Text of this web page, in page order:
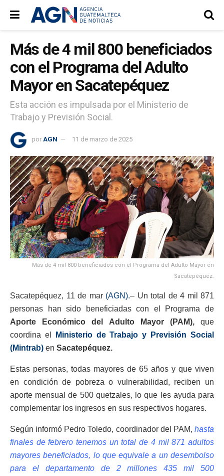
Más de 4 mil 800 beneficiados
con el Programa del Adulto
Mayor en Sacatepéquez
Esta acción es impulsada por el Ministerio de
Trabajo y Previsión Social.
por AGN 11 de marzo de 2025
Más de 4 mil 800 beneficiados con el Programa del Adulto Mayor en
Sacatepéquez.
Sacatepéquez, 11 de mar (AGN).– Un total de 4 mil 871
personas han sido beneficiadas con el Programa de
Aporte Económico del Adulto Mayor (PAM),que
coordina el
Ministerio de Trabajo y Previsión Social
(Mintrab) en Sacatepéquez.
Estas personas, todas mayores de 65 años y que viven
en condición de pobreza o vulnerabilidad, reciben un
aporte mensual de 500 quetzales, lo que les ayuda para
complementar los ingresos en sus respectivos hogares.
Según informó Pedro Toledo, coordinador del PAM, hasta
finales de febrero tenemos un total de 4 mil 871 adultos
mayores beneficiados, lo que equivale a un desembolso
para el departamento de 2 millones 435 mil 500